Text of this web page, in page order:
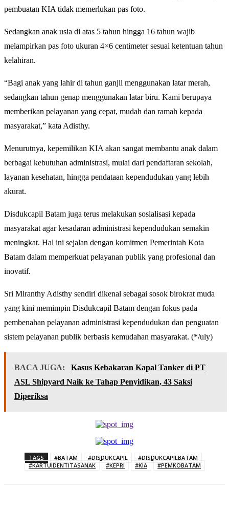
pembuatan KIA tidak memerlukan pas foto.
Sedangkan anak usia di atas 5 tahun hingga 16 tahun wajib
melampirkan pas foto ukuran 4×6 centimeter sesuai ketentuan tahun
kelahiran.
“Bagi anak yang lahir di tahun ganjil menggunakan latar merah,
sedangkan tahun genap menggunakan latar biru. Kami berupaya
memberikan pelayanan yang cepat, mudah dan ramah kepada
masyarakat,” kata Adisthy.
Menurutnya, kepemilikan KIA akan sangat membantu anak dalam
berbagai kebutuhan administrasi, mulai dari pendaftaran sekolah,
layanan kesehatan, hingga pendataan kependudukan yang lebih
akurat.
Disdukcapil Batam juga terus melakukan sosialisasi kepada
masyarakat agar kesadaran administrasi kependudukan semakin
meningkat. Hal ini sejalan dengan komitmen Pemerintah Kota
Batam dalam memperkuat pelayanan publik yang profesional dan
inovatif.
Sri Miranthy Adisthy sendiri dikenal sebagai sosok birokrat muda
yang kini memimpin Disdukcapil Batam dengan fokus pada
pembenahan pelayanan administrasi kependudukan dan penguatan
sistem pelayanan publik berbasis kemudahan masyarakat. (*/uly)
BACA JUGA:
Kasus Kebakaran Kapal Tanker di PT
ASL Shipyard Naik ke Tahap Penyidikan, 43 Saksi
Diperiksa
TAGS #BATAM #DISDUKCAPIL
#DISDUKCAPILBATAM
#KARTUIDENTITASANAK
#KEPRI #KIA #PEMKOBATAM